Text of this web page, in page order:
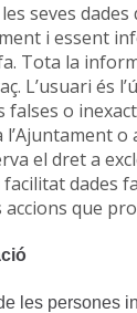
seves dades
i essent
Tota la
L’usuari és
falses o
o
el dret a
dades
que
les persones